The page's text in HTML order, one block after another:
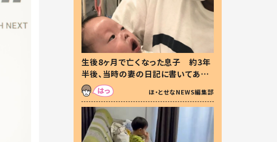
生後8ヶ月で亡くなった息子 約3年
半後、当時の妻の日記に書いてあっ
た本音とは
ほ・とせなNEWS編集部